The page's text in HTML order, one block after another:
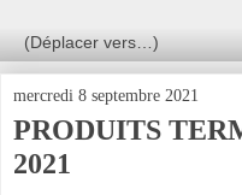
mercredi 8 septembre 2021
PRODUITS
2021